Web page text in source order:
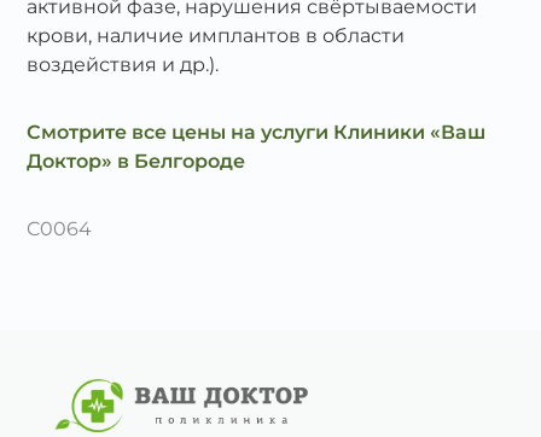
активной фазе, нарушения свёртываемости
крови, наличие имплантов в области
воздействия и др.).
Смотрите все цены на услуги Клиники «Ваш
Доктор» в Белгороде
C0064